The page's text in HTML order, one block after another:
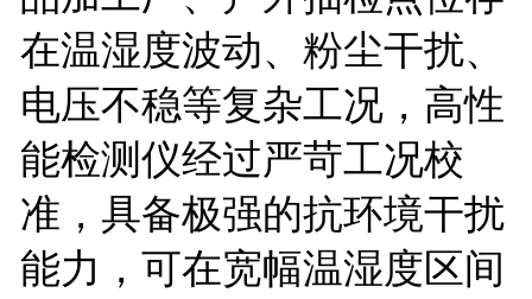
在温湿度波动、粉尘干扰、
电压不稳等复杂工况，高性
能检测仪经过严苛工况校
准，具备极强的抗环境干扰
能力，可在宽幅温湿度区间